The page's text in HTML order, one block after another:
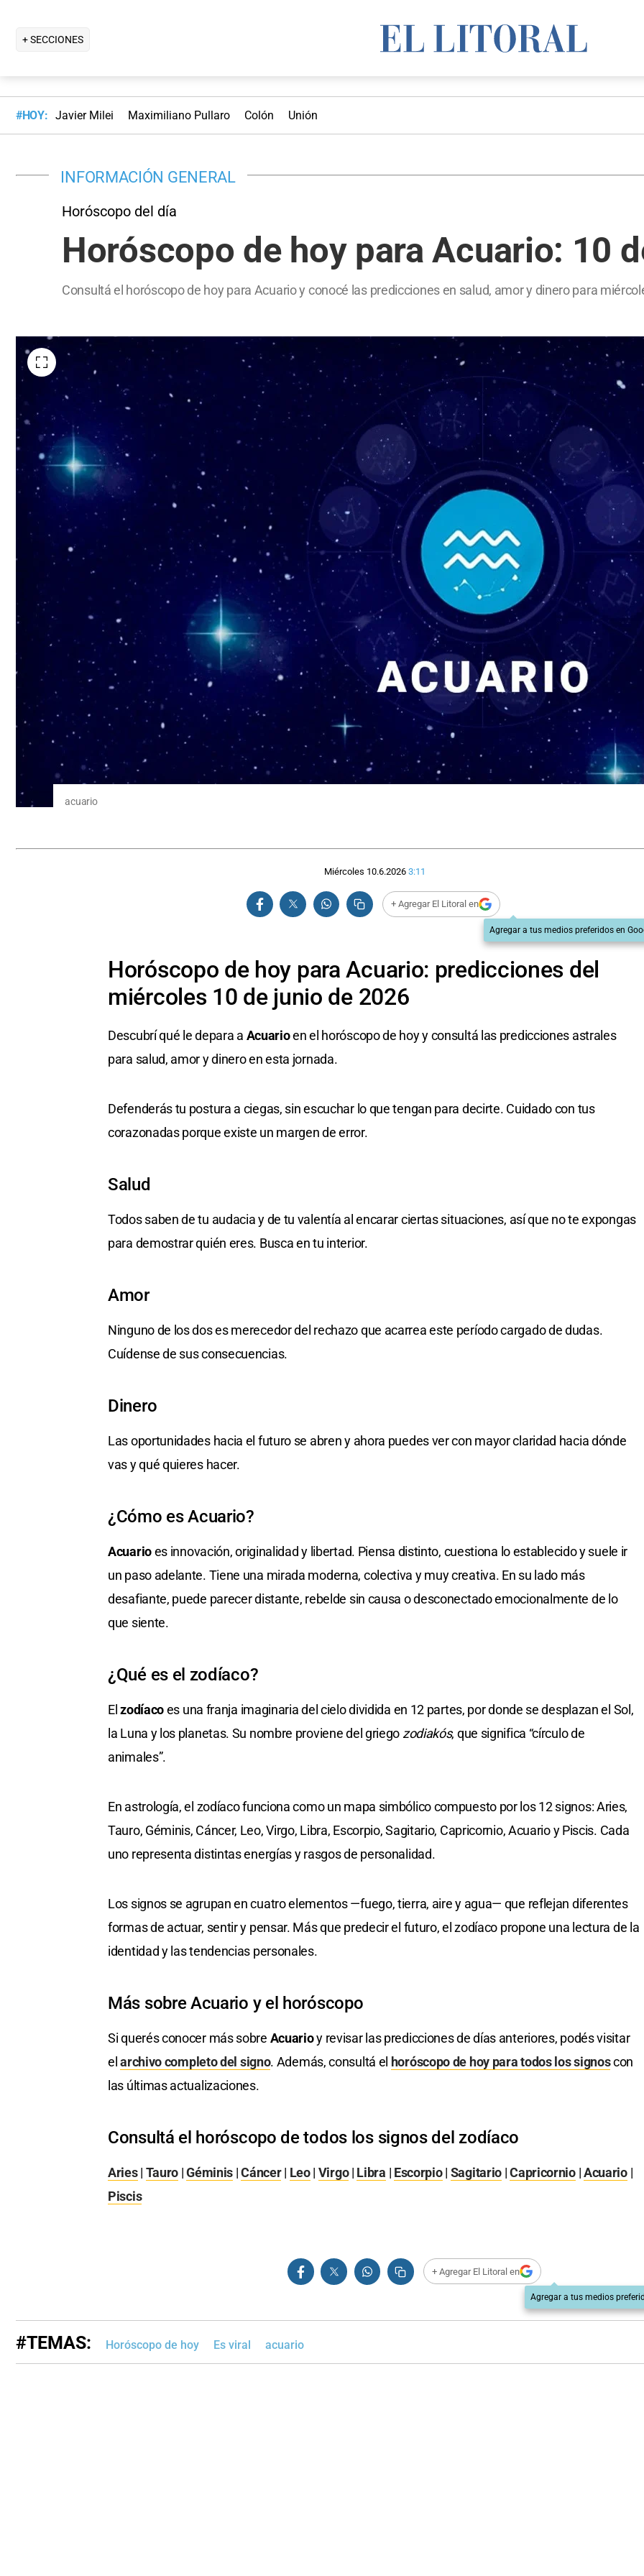
+ SECCIONES
#HOY: Javier Milei Maximiliano Pullaro Colón Unión
INFORMACIÓN GENERAL
Horóscopo del día
Horóscopo de hoy para Acuario: 10
Consultá el horóscopo de hoy para Acuario y conocé las predicciones en salud, amor y dinero para
acuario
Miércoles 10.6.2026 3:11
+ Agregar El Litoral en
Agregar a tus medios preferidos en
Horóscopo de hoy para Acuario: predicciones del
miércoles 10 de junio de 2026
Descubrí qué le depara a Acuarioen el horóscopo de hoy y consultá las predicciones astrales
para salud, amor y dinero en esta jornada.
Defenderás tu postura a ciegas, sin escuchar lo que tengan para decirte. Cuidado con tus
corazonadas porque existe un margen de error.
Salud
Todos saben de tu audacia y de tu valentía al encarar ciertas situaciones, así que no te expongas
para demostrar quién eres. Busca en tu interior.
Amor
Ninguno de los dos es merecedor del rechazo que acarrea este período cargado de dudas.
Cuídense de sus consecuencias.
Dinero
Las oportunidades hacia el futuro se abren y ahora puedes ver con mayor claridad hacia dónde
vas y qué quieres hacer.
¿Cómo es Acuario?
Acuarioes innovación, originalidad y libertad. Piensa distinto, cuestiona lo establecido y suele ir
un paso adelante. Tiene una mirada moderna, colectiva y muy creativa. En su lado más
desafiante, puede parecer distante, rebelde sin causa o desconectado emocionalmente de lo
que siente.
¿Qué es el zodíaco?
Elzodíacoes una franja imaginaria del cielo dividida en 12 partes, por donde se desplazan el Sol,
la Luna y los planetas. Su nombre proviene del griegozodiakós, que significa “círculo de
animales”.
En astrología, el zodíaco funciona como un mapa simbólico compuesto por los 12 signos: Aries,
Tauro, Géminis, Cáncer, Leo, Virgo, Libra, Escorpio, Sagitario, Capricornio, Acuario y Piscis. Cada
uno representa distintas energías y rasgos de personalidad.
Los signos se agrupan en cuatro elementos —fuego, tierra, aire y agua— que reflejan diferentes
formas de actuar, sentir y pensar. Más que predecir el futuro, el zodíaco propone una lectura de la
identidad y las tendencias personales.
Más sobre Acuario y el horóscopo
Si querés conocer más sobre Acuarioy revisar las predicciones de días anteriores, podés visitar
elarchivo completo del signo. Además, consultá el horóscopo de hoy para todos los signoscon
las últimas actualizaciones.
Consultá el horóscopo de todos los signos del zodíaco
Aries| Tauro |Géminis |Cáncer| Leo| Virgo| Libra | Escorpio| Sagitario |Capricornio|Acuario|
Piscis
+ Agregar El Litoral en
Agregar a tus medios
#TEMAS: Horóscopo de hoy Es viral acuario